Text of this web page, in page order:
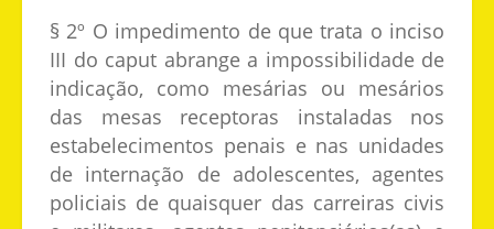
§ 2º O impedimento de que trata o inciso
III do caput abrange a impossibilidade de
indicação, como mesárias ou mesários
das mesas receptoras instaladas nos
estabelecimentos penais e nas unidades
de internação de adolescentes, agentes
policiais de quaisquer das carreiras civis